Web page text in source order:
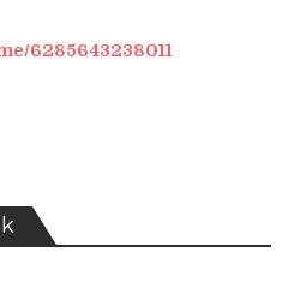
6285643238011